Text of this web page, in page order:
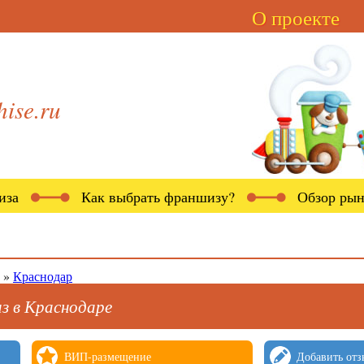
О проекте
Как выбрать франшизу? Обзор
» Краснодар
в Краснодаре
ВИП-размещение Добавить